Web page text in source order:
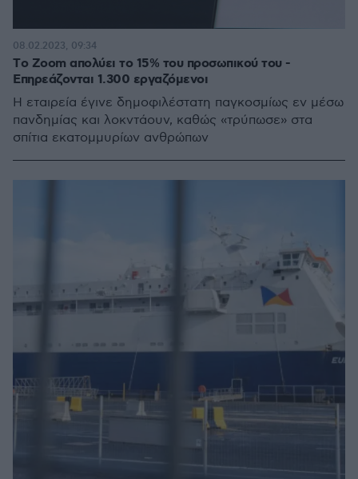
Tο Zoom απολύει το 15% του προσωπικού του -
Επηρεάζονται 1.300 εργαζόμενοι
H εταιρεία έγινε δημοφιλέστατη παγκοσμίως εν μέσω
πανδημίας και λοκντάουν, καθώς «τρύπωσε» στα
σπίτια εκατομμυρίων ανθρώπων
08.02.2023, 09:34